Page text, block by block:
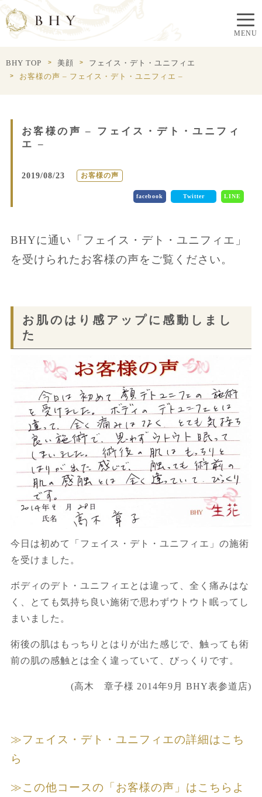
BHY TOP 美顔
フェイス・デト・ユニフィエ
お客様の声 – フェイス・デト・ユニフィエ –
お客様の声 – フェイス・デト・ユニフィ
エ –
2019/08/23 お客様の声
facebook Twitter LINE
BHYに通い「フェイス・デト・ユニフィエ」
を受けられたお客様の声をご覧ください。
お肌のはり感アップに感動しまし
た
今日は初めて「フェイス・デト・ユニフィエ」の施術
を受けました。
ボディのデト・ユニフィエとは違って、全く痛みはな
く、とても気持ち良い施術で思わずウトウト眠ってし
まいました。
術後の肌はもっちりとはりが出た感じで、触っても術
前の肌の感触とは全く違っていて、びっくりです。
(高木 章子様 2014年9月 BHY表参道店)
≫フェイス・デト・ユニフィエの詳細はこち
ら
≫この他コースの「お客様の声」はこちらよ